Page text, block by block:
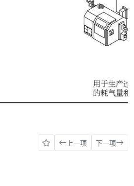
上一项 下一项